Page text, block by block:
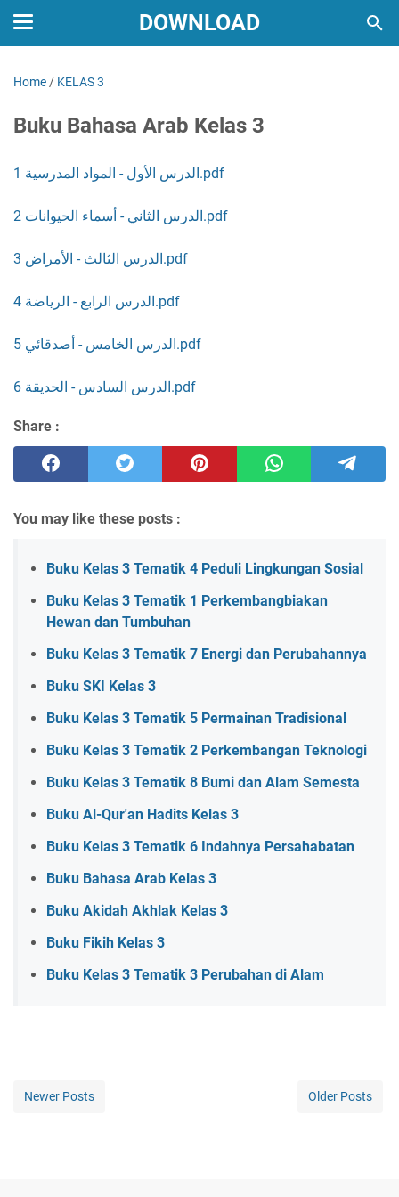
DOWNLOAD
Home / KELAS 3
Buku Bahasa Arab Kelas 3
1 الدرس الأول - المواد المدرسية.pdf
2 الدرس الثاني - أسماء الحيوانات.pdf
3 الدرس الثالث - الأمراض.pdf
4 الدرس الرابع - الرياضة.pdf
5 الدرس الخامس - أصدقائي.pdf
6 الدرس السادس - الحديقة.pdf
Share :
You may like these posts :
Buku Kelas 3 Tematik 4 Peduli Lingkungan Sosial
Buku Kelas 3 Tematik 1 Perkembangbiakan
Hewan dan Tumbuhan
Buku Kelas 3 Tematik 7 Energi dan Perubahannya
Buku SKI Kelas 3
Buku Kelas 3 Tematik 5 Permainan Tradisional
Buku Kelas 3 Tematik 2 Perkembangan Teknologi
Buku Kelas 3 Tematik 8 Bumi dan Alam Semesta
Buku Al-Qur'an Hadits Kelas 3
Buku Kelas 3 Tematik 6 Indahnya Persahabatan
Buku Bahasa Arab Kelas 3
Buku Akidah Akhlak Kelas 3
Buku Fikih Kelas 3
Buku Kelas 3 Tematik 3 Perubahan di Alam
Newer Posts Older Posts